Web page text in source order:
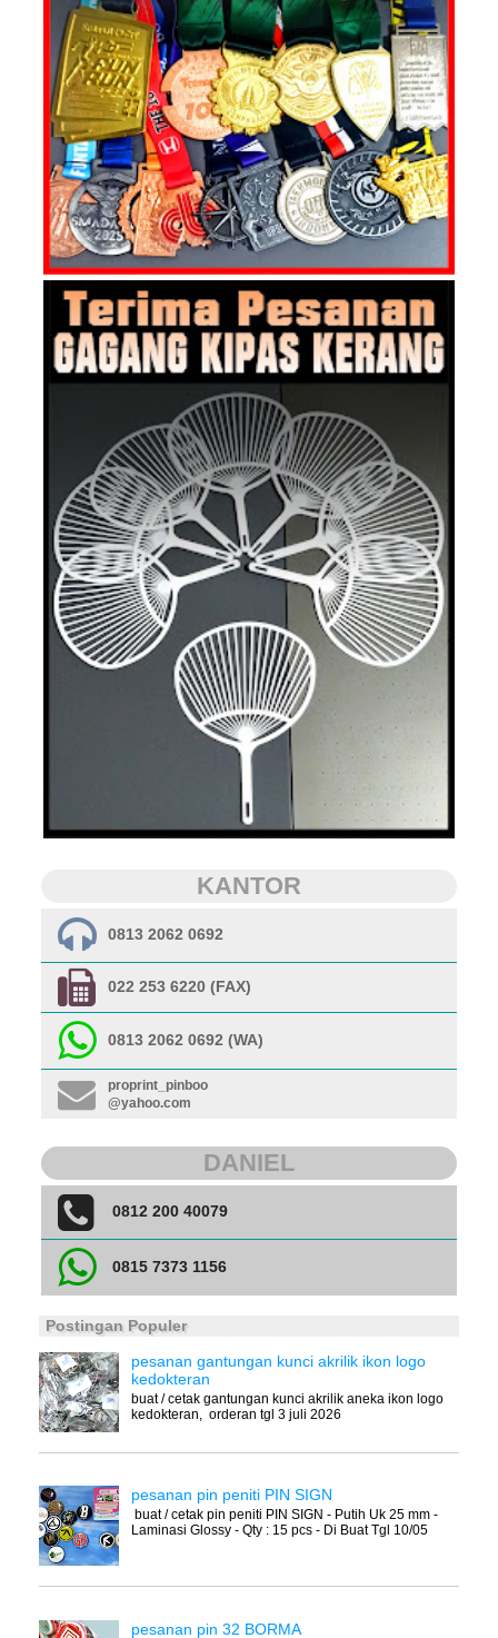
KANTOR
0813 2062 0692
022 253 6220 (FAX)
0813 2062 0692 (WA)
proprint_pinboo
@yahoo.com
DANIEL
0812 200 40079
0815 7373 1156
Postingan Populer
pesanan gantungan kunci akrilik ikon logo
kedokteran
buat / cetak gantungan kunci akrilik aneka ikon logo
kedokteran, orderan tgl 3 juli 2026
pesanan pin peniti PIN SIGN
buat / cetak pin peniti PIN SIGN - Putih Uk 25 mm -
Laminasi Glossy - Qty : 15 pcs - Di Buat Tgl 10/05
pesanan pin 32 BORMA